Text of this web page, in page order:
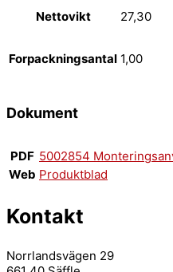
Nettovikt 27,30
Forpackningsantal 1,00
Dokument
PDF 5002854
Web Produktblad
Kontakt
Norrlandsvägen 29